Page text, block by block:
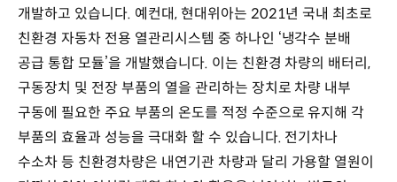
개발하고 있습니다. 예컨대, 현대위아는 2021년 국내 최초로
친환경 자동차 전용 열관리시스템 중 하나인 ‘냉각수 분배
공급 통합 모듈’을 개발했습니다. 이는 친환경 차량의 배터리,
구동장치 및 전장 부품의 열을 관리하는 장치로 차량 내부
구동에 필요한 주요 부품의 온도를 적정 수준으로 유지해 각
부품의 효율과 성능을 극대화 할 수 있습니다. 전기차나
수소차 등 친환경차량은 내연기관 차량과 달리 가용할 열원이